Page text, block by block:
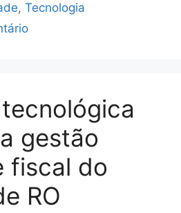
, Tecnologia
gestão
fiscal do
RO